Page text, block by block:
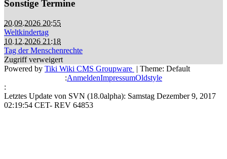
Sonstige Termine
20.09.2026 20:55
Weltkindertag
10.12.2026 21:18
Tag der Menschenrechte
Zugriff verweigert
Powered by Tiki Wiki CMS Groupware | Theme: Default
:AnmeldenImpressumOldstyle
:
Letztes Update von SVN (18.0alpha): Samstag Dezember 9, 2017
02:19:54 CET- REV 64853